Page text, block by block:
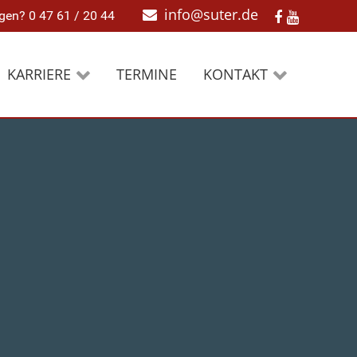
0 47 61 / 20 44 info@suter.de
KARRIERE TERMINE KONTAKT
CompeDent
Teamviewer